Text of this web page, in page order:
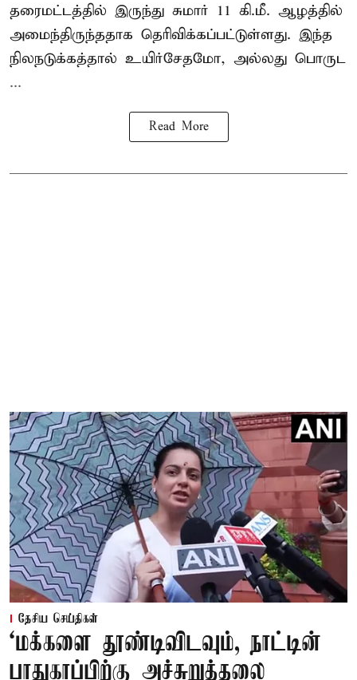
தரைமட்டத்தில் இருந்து சுமார் 11 கி.மீ. ஆழத்தில்
அமைந்திருந்ததாக தெரிவிக்கப்பட்டுள்ளது. இந்த
நிலநடுக்கத்தால் உயிர்சேதமோ, அல்லது பொருட
...
Read More
தேசிய செய்திகள்
‘மக்களை தூண்டிவிடவும், நாட்டின்
பாதுகாப்பிற்கு அச்சுறுத்தலை